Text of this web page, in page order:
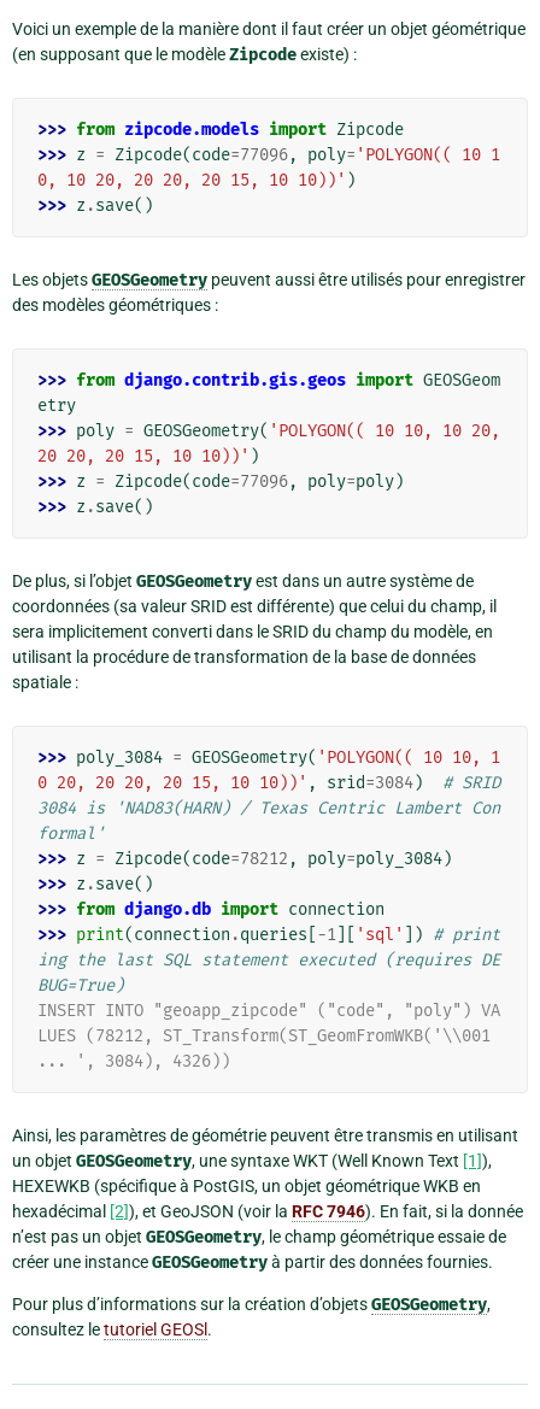
Voici un exemple de la manière dont il faut créer un objet géométrique
(en supposant que le modèleZipcodeexiste) :
>>> from zipcode.models import Zipcode
>>> z = Zipcode(code=77096, poly= 'POLYGON(( 10 1
0, 10 20, 20 20, 20 15, 10 10))' )
>>> z .save()
Les objetsGEOSGeometry peuvent aussi être utilisés pour enregistrer
des modèles géométriques :
>>> from django.contrib.gis.geos import GEOSGeom
etry
>>> poly = GEOSGeometry( 'POLYGON(( 10 10, 10 20,
20 20, 20 15, 10 10))' )
>>> z = Zipcode(code=77096, poly=poly)
>>> z .save()
De plus, si l’objet GEOSGeometryest dans un autre système de
coordonnées (sa valeur SRID est différente) que celui du champ, il
sera implicitement converti dans le SRID du champ du modèle, en
utilisant la procédure de transformation de la base de données
spatiale :
>>> poly_3084 = GEOSGeometry( 'POLYGON(( 10 10, 1
0 20, 20 20, 20 15, 10 10))' , srid=3084)
# SRID
3084 is 'NAD83(HARN) / Texas Centric Lambert Con
formal'
>>> z = Zipcode(code=78212 , poly=poly_3084)
>>> z .save()
>>> from django.db import connection
>>> print(connection .queries -1 'sql' ]) # print
ing the last SQL statement executed (requires DE
BUG=True)
INSERT INTO "geoapp_zipcode" ("code", "poly") VA
LUES (78212, ST_Transform(ST_GeomFromWKB('\\001
... ', 3084), 4326))
Ainsi, les paramètres de géométrie peuvent être transmis en utilisant
un objet GEOSGeometry, une syntaxe WKT (Well Known Text [1]),
HEXEWKB (spécifique à PostGIS, un objet géométrique WKB en
hexadécimal [2]), et GeoJSON (voir la RFC 7946). En fait, si la donnée
n’est pas un objet GEOSGeometry, le champ géométrique essaie de
créer une instanceGEOSGeometryà partir des données fournies.
Pour plus d’informations sur la création d’objetsGEOSGeometry,
consultez letutoriel GEOSl.